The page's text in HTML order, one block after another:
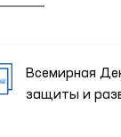
Всемирная
защиты и